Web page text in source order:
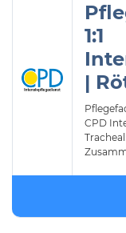
1:1
|
CPD